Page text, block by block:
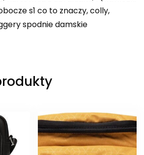
s1 co to znaczy, colly,
spodnie damskie